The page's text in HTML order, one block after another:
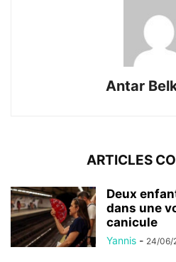
Antar
ARTICLES
Deux
dans une
canicule
Yannis - 24/06/